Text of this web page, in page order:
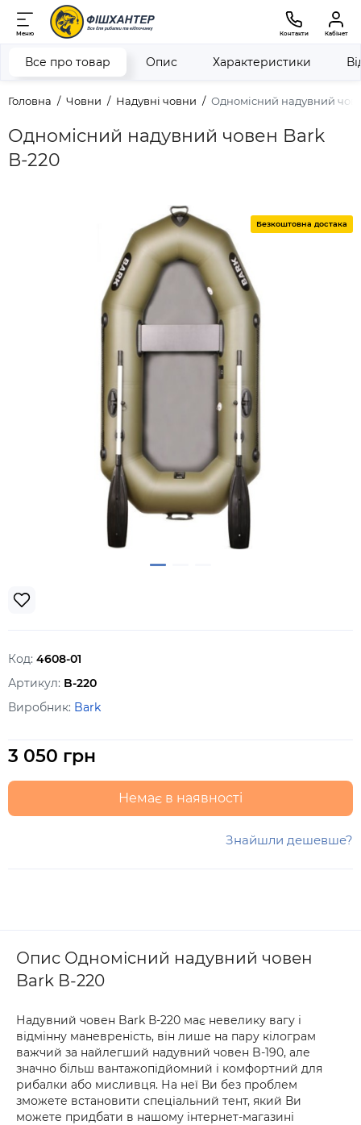
Меню Контакти Кабінет
Головна Човни Надувні човни Одномісний надувний
Одномісний надувний човен Bark
В-220
Все про товар Опис Характеристики
Безкоштовна достака
Код: 4608-01
Артикул: B-220
Виробник: Bark
3 050 грн
Немає в наявності
Знайшли дешевше?
Опис Одномісний надувний човен
Bark В-220
Надувний човен Bark В-220 має невелику вагу і
відмінну маневреність, він лише на пару кілограм
важчий за найлегший надувний човен B-190, але
значно більш вантажопідйомний і комфортний для
рибалки або мисливця. На неї Ви без проблем
зможете встановити спеціальний тент, який Ви
можете придбати в нашому інтернет-магазині